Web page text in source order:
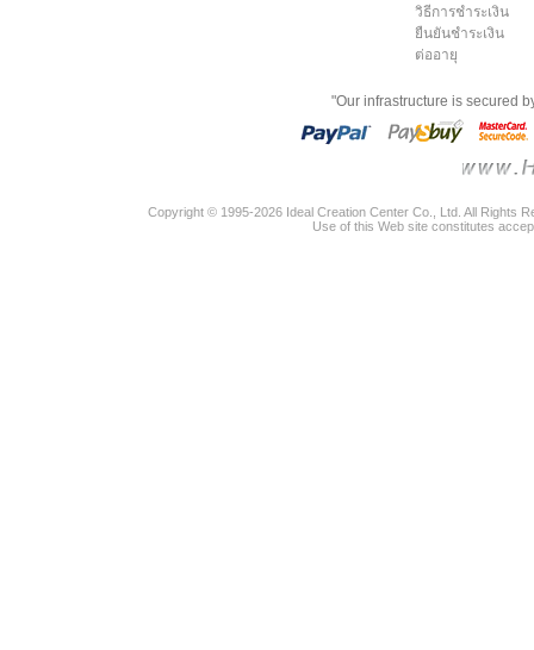
วิธีการชำระเงิน
ยืนยันชำระเงิน
ต่ออายุ
"Our infrastructure is secured
Copyright © 1995-2026 Ideal Creation Center Co., Ltd. All Rights
Use of this Web site constitutes